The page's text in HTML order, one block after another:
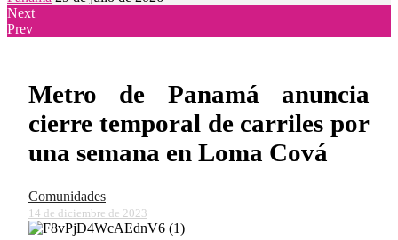
Next
Prev
Metro de Panamá anuncia
cierre temporal de carriles por
una semana en Loma Cová
Comunidades
14 de diciembre de 2023